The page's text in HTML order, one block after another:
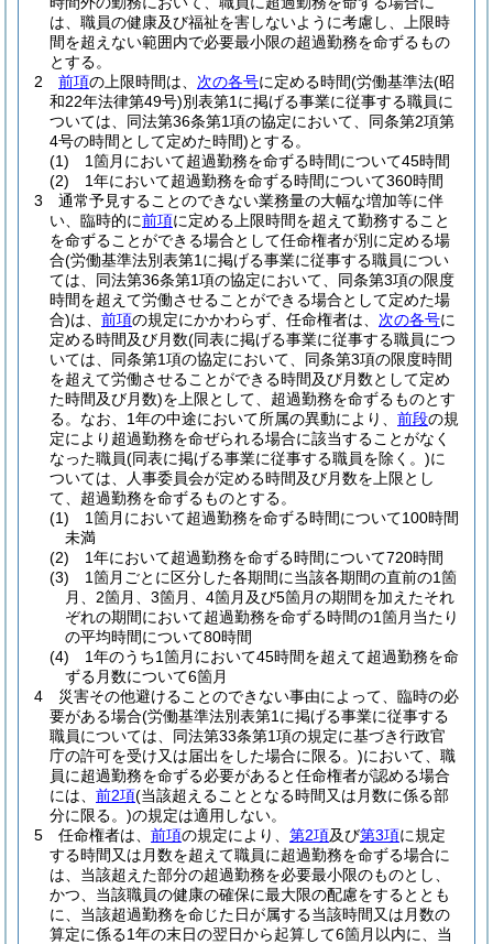
は、職員の健康及び福祉を害しないように考慮し、上限時
間を超えない範囲内で必要最小限の超過勤務を命ずるもの
とする。
2
前項の上限時間は、 次の各号に定める時間(労働基準法(昭
和22年法律第49号)別表第1に掲げる事業に従事する職員に
ついては、同法第36条第1項の協定において、同条第2項第
4号の時間として定めた時間)とする。
(1)
1箇月において超過勤務を命ずる時間について45時間
(2)
1年において超過勤務を命ずる時間について360時間
3
通常予見することのできない業務量の大幅な増加等に伴
い、臨時的に前項に定める上限時間を超えて勤務すること
を命ずることができる場合として任命権者が別に定める場
合(労働基準法別表第1に掲げる事業に従事する職員につい
ては、同法第36条第1項の協定において、同条第3項の限度
時間を超えて労働させることができる場合として定めた場
合)は、 前項の規定にかかわらず、任命権者は、 次の各号に
定める時間及び月数(同表に掲げる事業に従事する職員につ
いては、同条第1項の協定において、同条第3項の限度時間
を超えて労働させることができる時間及び月数として定め
た時間及び月数)を上限として、超過勤務を命ずるものとす
る。 なお、1年の中途において所属の異動により、 前段の規
定により超過勤務を命ぜられる場合に該当することがなく
なった職員(同表に掲げる事業に従事する職員を除く。)に
ついては、人事委員会が定める時間及び月数を上限とし
て、超過勤務を命ずるものとする。
(1)
1箇月において超過勤務を命ずる時間について100時間
未満
(2)
1年において超過勤務を命ずる時間について720時間
(3)
1箇月ごとに区分した各期間に当該各期間の直前の1箇
月、2箇月、3箇月、4箇月及び5箇月の期間を加えたそれ
ぞれの期間において超過勤務を命ずる時間の1箇月当たり
の平均時間について80時間
(4)
1年のうち1箇月において45時間を超えて超過勤務を命
ずる月数について6箇月
4
災害その他避けることのできない事由によって、臨時の必
要がある場合(労働基準法別表第1に掲げる事業に従事する
職員については、同法第33条第1項の規定に基づき行政官
庁の許可を受け又は届出をした場合に限る。)において、職
員に超過勤務を命ずる必要があると任命権者が認める場合
には、 前2項(当該超えることとなる時間又は月数に係る部
分に限る。)の規定は適用しない。
5
任命権者は、 前項の規定により、 第2項及び第3項に規定
する時間又は月数を超えて職員に超過勤務を命ずる場合に
は、当該超えた部分の超過勤務を必要最小限のものとし、
かつ、当該職員の健康の確保に最大限の配慮をするととも
に、当該超過勤務を命じた日が属する当該時間又は月数の
算定に係る1年の末日の翌日から起算して6箇月以内に、当